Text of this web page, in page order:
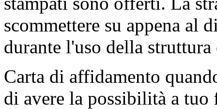
scommettere su appena al
durante l'uso della
Carta di affidamento
di avere la possibilità a tuo